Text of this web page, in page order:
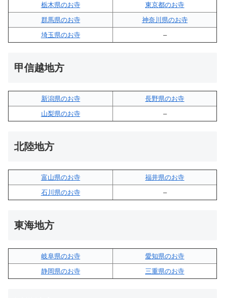
栃木県のお寺
東京都のお寺
群馬県のお寺
神奈川県のお寺
埼玉県のお寺
–
甲信越地方
新潟県のお寺
長野県のお寺
山梨県のお寺
–
北陸地方
富山県のお寺
福井県のお寺
石川県のお寺
–
東海地方
岐阜県のお寺
愛知県のお寺
静岡県のお寺
三重県のお寺